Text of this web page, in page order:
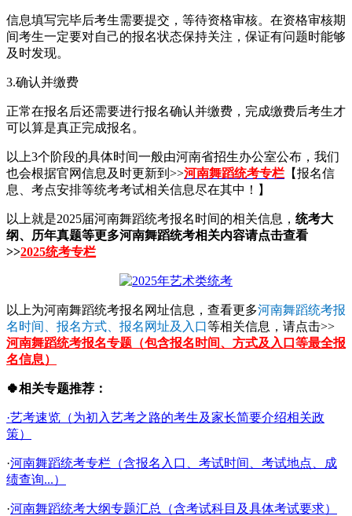
信息填写完毕后考生需要提交，等待资格审核。在资格审核期
间考生一定要对自己的报名状态保持关注，保证有问题时能够
及时发现。
3.确认并缴费
正常在报名后还需要进行报名确认并缴费，完成缴费后考生才
可以算是真正完成报名。
以上3个阶段的具体时间一般由河南省招生办公室公布，我们
也会根据官网信息及时更新到>>河南舞蹈统考专栏 【报名信
息、考点安排等统考考试相关信息尽在其中！】
以上就是2025届河南舞蹈统考报名时间的相关信息， 统考大
纲、历年真题等更多河南舞蹈统考相关内容请点击查看
>>2025统考专栏
以上为河南舞蹈统考报名网址信息，查看更多河南舞蹈统考报
名时间、报名方式、报名网址及入口等相关信息，请点击>>
河南舞蹈统考报名专题（包含报名时间、方式及入口等最全报
名信息）
🍀相关专题推荐：
·艺考速览（为初入艺考之路的考生及家长简要介绍相关政
策）
·河南舞蹈统考专栏（含报名入口、考试时间、考试地点、成
绩查询...）
·河南舞蹈统考大纲专题汇总（含考试科目及具体考试要求）